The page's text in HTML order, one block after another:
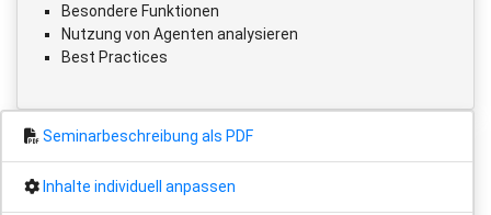
Besondere Funktionen
Nutzung von Agenten analysieren
Best Practices
Seminarbeschreibung als PDF
Inhalte individuell anpassen